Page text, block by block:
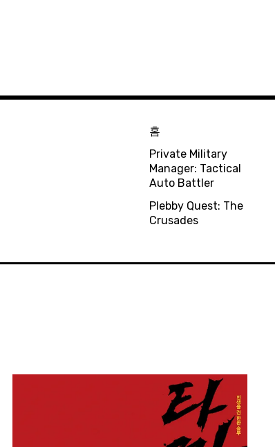
홈
Private Military
Manager: Tactical
Auto Battler
Plebby Quest: The
Crusades